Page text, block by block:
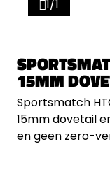
1/1
15MM
Sportsmatch
15mm dovetail
en geen zero-